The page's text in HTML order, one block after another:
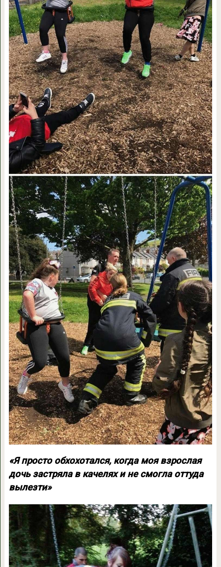
«Я просто обхохотался, когда моя взрослая
дочь застряла в качелях и не смогла оттуда
вылезти»